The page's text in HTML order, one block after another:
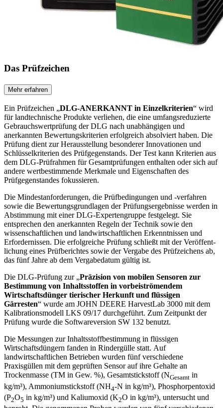
Das Prüfzeichen
Mehr erfahren
Ein Prüfzeichen „DLG-ANERKANNT in Einzelkriterien“ wird
für landtechnische Produkte verliehen, die eine umfangsreduzierte
Gebrauchswertprüfung der DLG nach unabhängigen und
anerkannten Bewertungskriterien erfolgreich absolviert haben. Die
Prüfung dient zur Herausstellung besonderer Innovationen und
Schlüsselkriterien des Prüfgegenstands. Der Test kann Kriterien aus
dem DLG-Prüfrahmen für Gesamtprüfungen enthalten oder sich auf
andere wertbestimmende Merkmale und Eigenschaften des
Prüfgegenstandes fokussieren.
Die Mindestanforderungen, die Prüf­bedingungen und -verfahren
sowie die Bewertungsgrundlagen der Prüfungsergebnisse werden in
Abstimmung mit einer DLG-Expertengruppe festgelegt. Sie
entsprechen den anerkannten Regeln der Technik sowie den
wissenschaft­lichen und landwirtschaftlichen Erkenntnissen und
Erfordernissen. Die erfolgreiche Prüfung schließt mit der Veröffent­
lichung eines Prüfberichtes sowie der Vergabe des Prüfzeichens ab,
das fünf Jahre ab dem Vergabedatum gültig ist.
Die DLG-Prüfung zur „Präzision von mobilen Sensoren zur
Bestimmung von Inhaltsstoffen in vorbeiströmendem
Wirtschaftsdünger tierischer Herkunft und flüssigen
Gärresten“ wurde am JOHN DEERE HarvestLab 3000 mit dem
Kalibrationsmodell LKS 09/17 durchgeführt. Zum Zeitpunkt der
Prüfung wurde die Softwareversion SW 132 benutzt.
Die Messungen zur Inhaltsstoffbestimmung in flüssigen
Wirtschaftsdüngern fanden in Rindergülle statt. Auf
landwirtschaftlichen Betrieben wurden fünf verschiedene
Praxisgüllen mit dem geprüften Sensor auf ihre Gehalte an
Trockenmasse (TM in Gew. %), Gesamtstickstoff (NGesamt in
kg/m³), Ammoniumstickstoff (NH4-N in kg/m³), Phosphorpentoxid
(P2O5 in kg/m³) und Kaliumoxid (K2O in kg/m³), untersucht und